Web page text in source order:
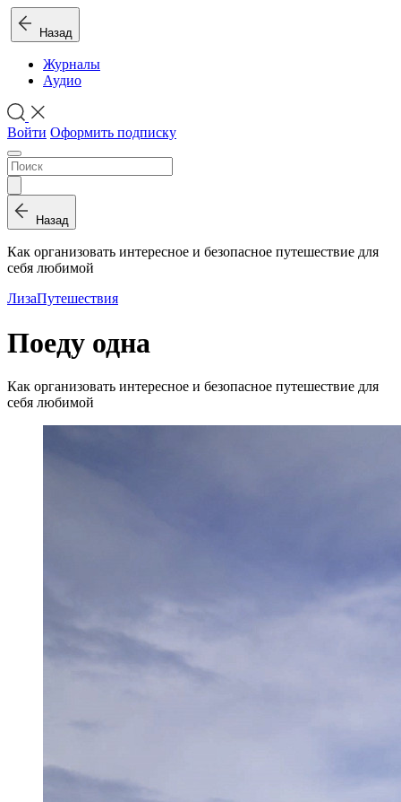
Назад
Журналы
Аудио
Войти Оформить подписку
Назад
Как организовать интересное и безопасное путешествие для
себя любимой
ЛизаПутешествия
Поеду одна
Как организовать интересное и безопасное путешествие для
себя любимой